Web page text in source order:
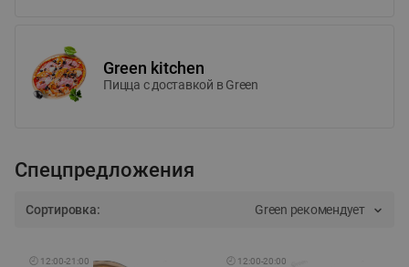
Green kitchen
Пицца c доставкой в Green
Спецпредложения
Сортировка: Green рекомендует
🕘 12:00-21:00 🕘 12:00-20:00